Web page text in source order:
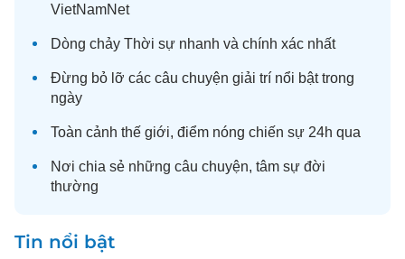
VietNamNet
Dòng chảy Thời sự nhanh và chính xác nhất
Đừng bỏ lỡ các câu chuyện giải trí nổi bật trong
ngày
Toàn cảnh thế giới, điểm nóng chiến sự 24h qua
Nơi chia sẻ những câu chuyện, tâm sự đời
thường
Tin nổi bật